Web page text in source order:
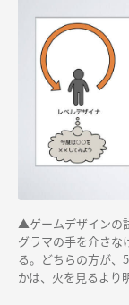
▲ゲームデザインの
グラマの手を介さな
る。どちらの方が、
かは、火を見るより